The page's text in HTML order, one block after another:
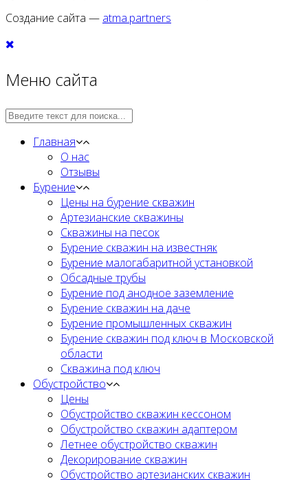
Создание сайта — atma.partners
Меню сайта
Главная
О нас
Отзывы
Бурение
Цены на бурение скважин
Артезианские скважины
Скважины на песок
Бурение скважин на известняк
Бурение малогабаритной установкой
Обсадные трубы
Бурение под анодное заземление
Бурение скважин на даче
Бурение промышленных скважин
Бурение скважин под ключ в Московской
области
Скважина под ключ
Обустройство
Цены
Обустройство скважин кессоном
Обустройство скважин адаптером
Летнее обустройство скважин
Декорирование скважин
Обустройство артезианских скважин